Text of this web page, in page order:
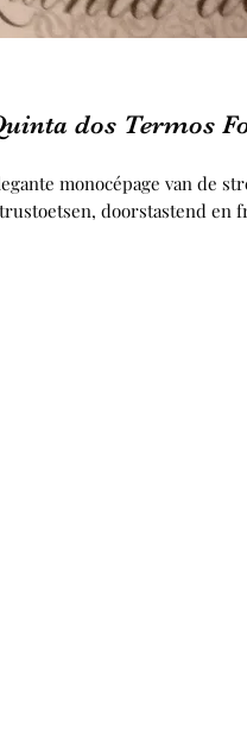
dos Termos
monocépage van de
doorstastend en